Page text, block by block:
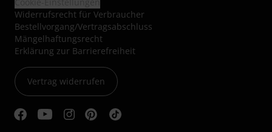
Widerrufsrecht für Verbraucher
Bestellvorgang/Vertragsabschluss
Mängelhaftungsrecht
Erklärung zur Barrierefreiheit
Vertrag widerrufen